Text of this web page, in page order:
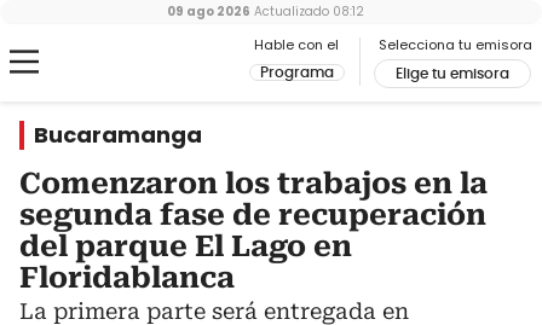
Hable con el
Programa
Selecciona tu emisora
Elige tu emisora
09 ago 2026 Actualizado 08:12
Bucaramanga
Comenzaron los trabajos en la
segunda fase de recuperación
del parque El Lago en
Floridablanca
La primera parte será entregada en